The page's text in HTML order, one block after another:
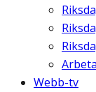
Webb-tv